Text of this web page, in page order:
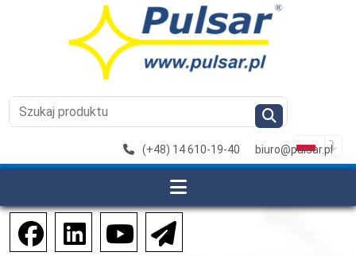
(+48) 14 610-19-40 biuro@pulsar.pl